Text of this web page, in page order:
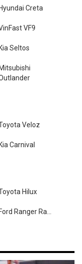
Hyundai Creta
VF9
Kia Seltos
Mitsubishi
Veloz
Kia Carnival
Hilux